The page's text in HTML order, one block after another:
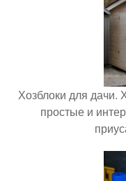
Хозблоки для дачи.
простые и